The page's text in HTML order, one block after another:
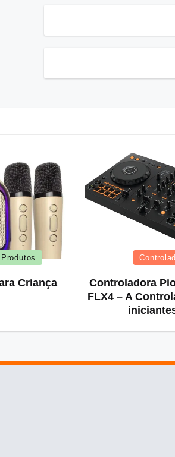
Produtos
Criança
Posted
Controladora
FLX4 – A